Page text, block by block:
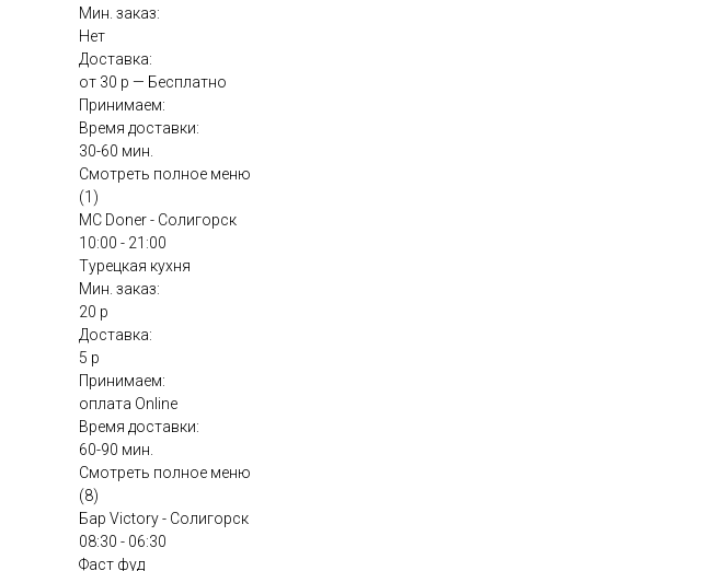
Мин. заказ:
Нет
Доставка:
от 30 р — Бесплатно
Принимаем:
Время доставки:
30-60 мин.
Смотреть полное меню
(1)
MC Doner - Солигорск
10:00 - 21:00
Турецкая кухня
Мин. заказ:
20 р
Доставка:
5 р
Принимаем:
оплата Online
Время доставки:
60-90 мин.
Смотреть полное меню
(8)
Бар Victory - Солигорск
08:30 - 06:30
Фаст фуд